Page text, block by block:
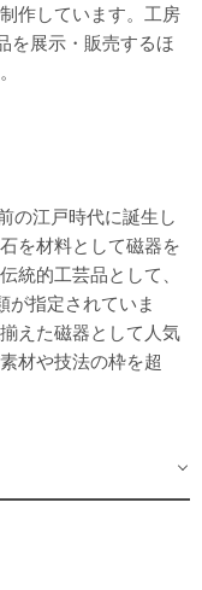
作しています。工房
を展示・販売するほ
の江戸時代に誕生し
を材料として磁器を
統的工芸品として、
が指定されていま
えた磁器として人気
材や技法の枠を超